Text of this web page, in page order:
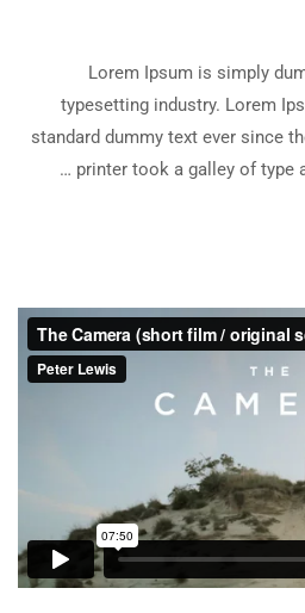
Lorem Ipsum is simply
typesetting industry. Lorem
standard dummy text ever since
printer took a galley of type